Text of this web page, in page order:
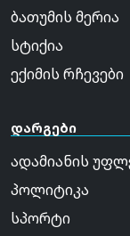
ბათუმის მერია
სტიქია
ექიმის რჩევები
დარგები
ადამიანის
პოლიტიკა
სპორტი